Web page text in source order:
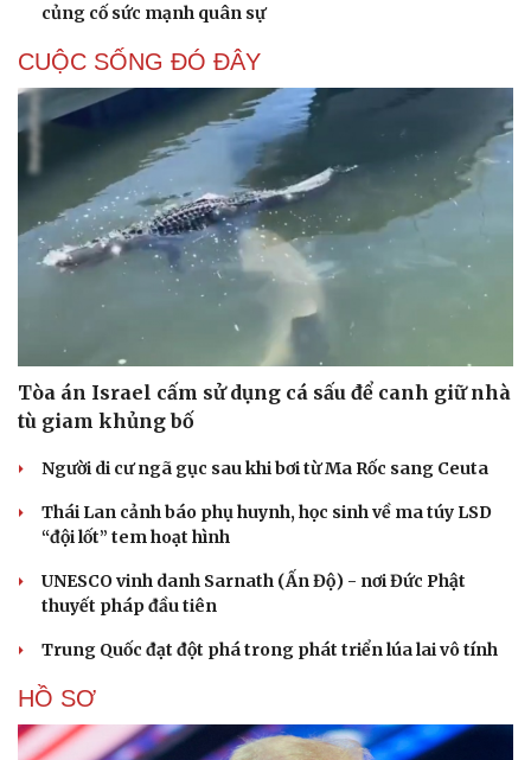
Du lịch
Tư vấn
Podcast
Câu chuyện thời sự
Cửa sổ tình yêu
Hạt giống tâm hồn
củng cố sức mạnh quân sự
CUỘC SỐNG ĐÓ ĐÂY
Tòa án Israel cấm sử dụng cá sấu để canh giữ nhà
tù giam khủng bố
Người di cư ngã gục sau khi bơi từ Ma Rốc sang Ceuta
Thái Lan cảnh báo phụ huynh, học sinh về ma túy LSD
“đội lốt” tem hoạt hình
UNESCO vinh danh Sarnath (Ấn Độ) - nơi Đức Phật
thuyết pháp đầu tiên
Trung Quốc đạt đột phá trong phát triển lúa lai vô tính
HỒ SƠ